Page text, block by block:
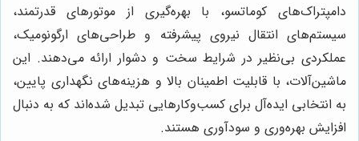
دامپتراک‌های کوماتسو، با بهره‌گیری از موتورهای قدرتمند،
سیستم‌های انتقال نیروی پیشرفته و طراحی‌های ارگونومیک،
عملکردی بی‌نظیر در شرایط سخت و دشوار ارائه می‌دهند. این
ماشین‌آلات، با قابلیت اطمینان بالا و هزینه‌های نگهداری پایین،
به انتخابی ایده‌آل برای کسب‌وکارهایی تبدیل شده‌اند که به دنبال
افزایش بهره‌وری و سودآوری هستند.